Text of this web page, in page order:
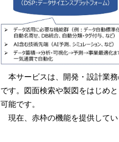
本サービスは、開発・設計業
です。図面検索や製図をはじめと
可能です。
現在、赤枠の機能を提供してい